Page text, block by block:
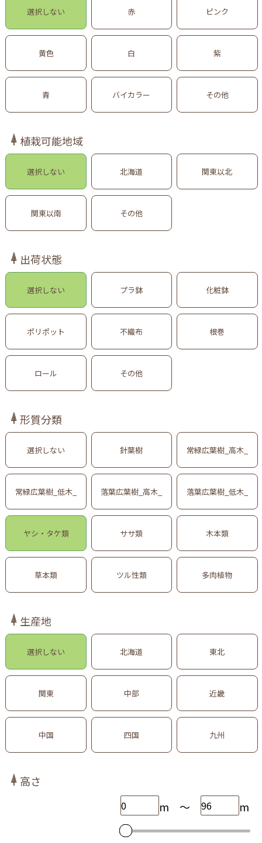
選択しない 赤 ピンク
黄色 白 紫
青 バイカラー その他
植栽可能地域
選択しない 北海道 関東以北
関東以南 その他
出荷状態
選択しない プラ鉢 化粧鉢
ポリポット 不織布 根巻
ロール その他
形質分類
選択しない 針葉樹 常緑広葉樹_高木_
常緑広葉樹_低木_ 落葉広葉樹_高木_ 落葉広葉樹_低木_
ヤシ・タケ類 ササ類 木本類
草本類 ツル性類 多肉植物
生産地
選択しない 北海道 東北
関東 中部 近畿
中国 四国 九州
高さ
m
～ m